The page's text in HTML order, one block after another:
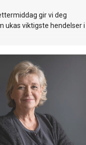
gir vi deg
ukas viktigste hendelser i